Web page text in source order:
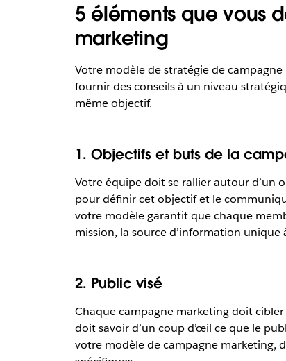
5 éléments que vous
marketing
Votre modèle de stratégie de
fournir des conseils à un niveau
même objectif.
1. Objectifs et buts de la
Votre équipe doit se rallier autour d’un
pour définir cet objectif et le
votre modèle garantit que chaque
mission, la source d’information
2. Public visé
Chaque campagne marketing doit
doit savoir d’un coup d’œil ce que le
votre modèle de campagne marketing,